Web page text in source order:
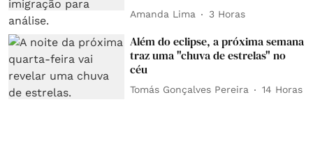
Amanda Lima 3 Horas
Além do eclipse, a próxima semana
traz uma "chuva de estrelas" no
céu
Tomás Gonçalves Pereira 14 Horas